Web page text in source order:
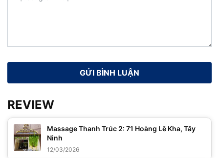
REVIEW
Massage Thanh Trúc 2: 71 Hoàng Lê Kha, Tây
Ninh
12/03/2026